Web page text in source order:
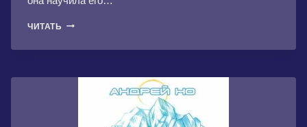
ЧИТАТЬ МОЯ
НЕЖНОСТЬ